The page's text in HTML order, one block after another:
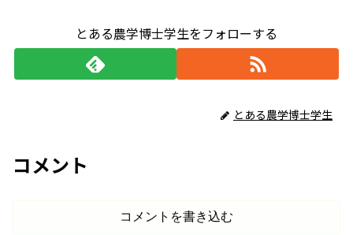
とある農学博士学生をフォローする
とある農学博士学生
コメント
コメントを書き込む